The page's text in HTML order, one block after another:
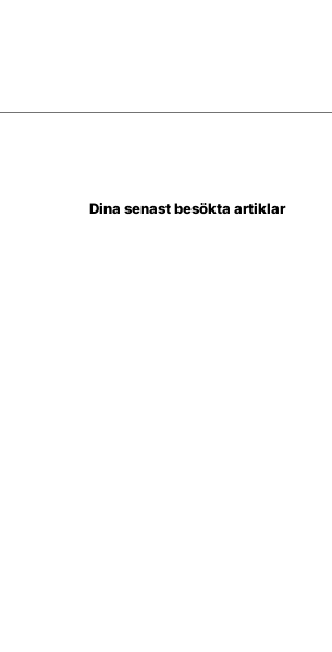
Dina senast besökta artiklar